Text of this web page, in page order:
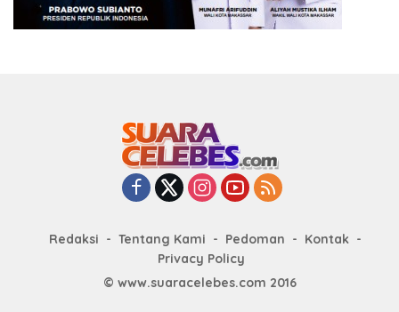
Redaksi Tentang Kami Pedoman
Kontak
Privacy Policy
© www.suaracelebes.com 2016